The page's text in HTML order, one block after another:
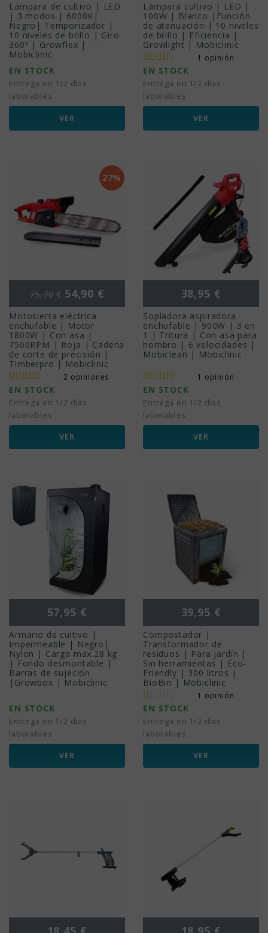
Lámpara de cultivo | LED
| 3 modos | 6000K|
Negro| Temporizador |
10 niveles de brillo | Giro
360º | Growflex |
Mobiclinic
EN STOCK
Entrega en 1/2 días
laborables
VER
Lámpara cultivo | LED |
100W | Blanco |Función
de atenuación | 10 niveles
de brillo | Eficiencia |
Growlight | Mobiclinic
1 opinión
EN STOCK
Entrega en 1/2 días
laborables
VER
Precio base
75,70 € Precio
54,90 €
Motosierra eléctrica
enchufable | Motor
1800W | Con asa |
7500RPM | Roja | Cadena
de corte de precisión |
Timberpro | Mobiclinic
27%
2 opiniones
EN STOCK
Entrega en 1/2 días
laborables
VER
Precio
38,95 €
Sopladora aspiradora
enchufable | 900W | 3 en
1 | Tritura | Con asa para
hombro | 6 velocidades |
Mobiclean | Mobiclinic
1 opinión
EN STOCK
Entrega en 1/2 días
laborables
VER
Precio
57,95 €
Armario de cultivo |
Impermeable | Negro|
Nylon | Carga max.28 kg
| Fondo desmontable |
Barras de sujeción
|Growbox | Mobiclinic
EN STOCK
Entrega en 1/2 días
laborables
VER
Precio
39,95 €
Compostador |
Transformador de
residuos | Para jardín |
Sin herramientas | Eco-
Friendly | 300 litros |
BioBin | Mobiclinic
1 opinión
EN STOCK
Entrega en 1/2 días
laborables
VER
Precio Precio